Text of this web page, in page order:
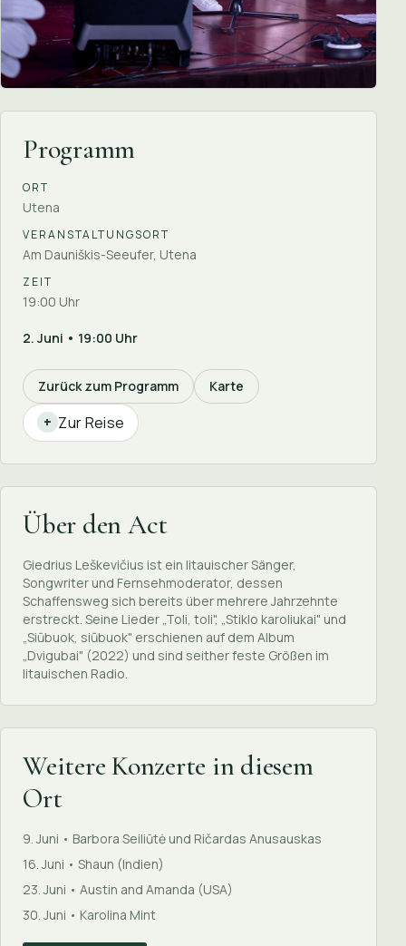
Programm
ORT
Utena
VERANSTALTUNGSORT
Am Dauniškis-Seeufer, Utena
ZEIT
19:00 Uhr
2. Juni • 19:00 Uhr
Zurück zum Programm Karte
+ Zur Reise
Über den Act
Giedrius Leškevičius ist ein litauischer Sänger,
Songwriter und Fernsehmoderator, dessen
Schaffensweg sich bereits über mehrere Jahrzehnte
erstreckt. Seine Lieder „Toli, toli", „Stiklo karoliukai" und
„Siūbuok, siūbuok" erschienen auf dem Album
„Dvigubai" (2022) und sind seither feste Größen im
litauischen Radio.
Weitere Konzerte in diesem
Ort
9. Juni • Barbora Seiliūtė und Ričardas Anusauskas
16. Juni • Shaun (Indien)
23. Juni • Austin and Amanda (USA)
30. Juni • Karolina Mint